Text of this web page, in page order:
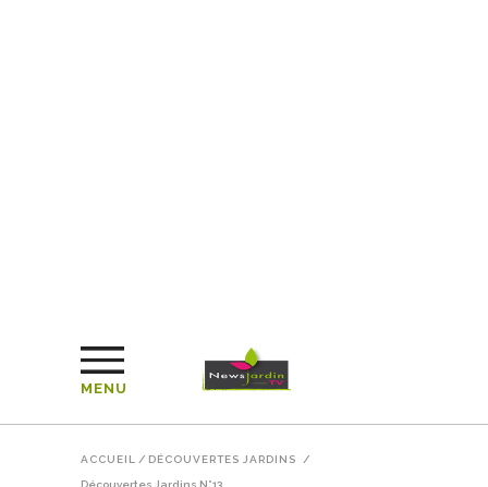
MENU
ACCUEIL / DÉCOUVERTES JARDINS /
Découvertes Jardins N°13